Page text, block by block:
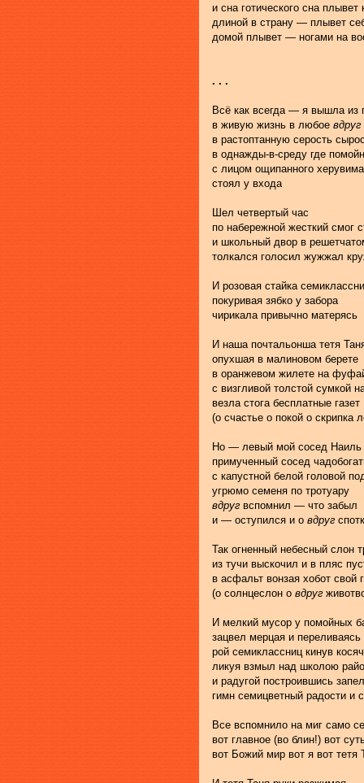
и сна готического сна плывет
длиной в страну — плывет
домой плывет — ногами на
. . .
Всё как всегда — я вышла из
в живую жизнь в любое вдруг
в растоптанную серость
в однажды-в-среду где
с лицом ощипанного херувима
стоял у входа
Шел четвертый час
по набережной жесткий смог
и школьный двор в
толкался голосил жужжал
И розовая стайка
покуривая зябко у забора
чирикала привычно матерясь
И наша почтальонша тетя
опухшая в малиновом берете
в оранжевом жилете на
с визгливой толстой сумкой
везла стога бесплатные газет
(о счастье о покой о скрипка
Но — левый мой сосед Наиль
примученный сосед
с капустной белой головой
угрюмо семеня по тротуару
вдруг вспомнил — что забыл
и — оступился и о вдруг
Так огненный небесный слон
из тучи выскочил и в пляс
в асфальт вонзая хобот свой
(о солнцеслон о вдруг
И мелкий мусор у помойных
зацвел мерцая и переливаясь
рой семиклассниц кинув
ликуя взмыл над школою
и радугой построившись запел
гимн семицветный радости и
Все вспомнило на миг само
вот главное (во блин!) вот
вот Божий мир вот я вот тетя